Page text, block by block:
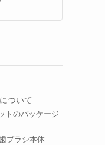
ついて
トのパッケージ
ブラシ本体